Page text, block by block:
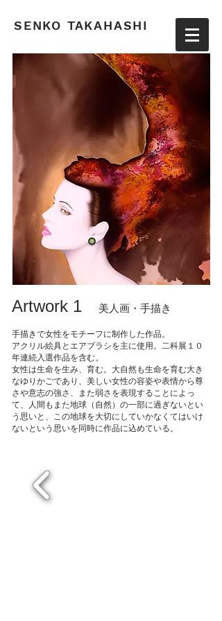
​SENKO TAKAHASHI
Artwork 1 美人画・手描き
手描きで女性をモチーフに制作した作品。
アクリル絵具とエアブラシを主に使用。二科展１０
年連続入選作品を含む。
女性は生命を生み、育む。大自然も生命を育む大き
なゆりかごであり、美しい女性の容姿や表情から尊
さや意志の強さ、また弱さを表現することによっ
て、人間もまた地球（自然）の一部に過ぎないとい
う思いと、この地球を大切にしていかなくてはいけ
ないという思いを同時に作品に込めている。